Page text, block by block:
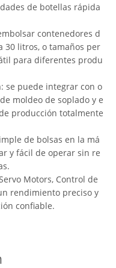
de botellas rápida
contenedores d
30 litros, o tamaños per
para diferentes produ
se puede integrar con o
moldeo de soplado y e
producción totalmente
de bolsas en la má
y fácil de operar sin re
Motors, Control de
rendimiento preciso y
confiable.